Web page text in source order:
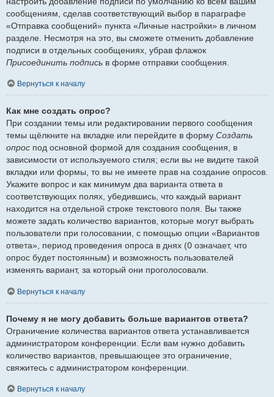
сообщениям, сделав соответствующий выбор в параграфе
«Отправка сообщений» пункта «Личные настройки» в личном
разделе. Несмотря на это, вы сможете отменить добавление
подписи в отдельных сообщениях, убрав флажок
Присоединить подпись в форме отправки сообщения.
Вернуться к началу
Как мне создать опрос?
При создании темы или редактировании первого сообщения
темы щёлкните на вкладке или перейдите в форму Создать
опрос под основной формой для создания сообщения, в
зависимости от используемого стиля; если вы не видите такой
вкладки или формы, то вы не имеете прав на создание опросов.
Укажите вопрос и как минимум два варианта ответа в
соответствующих полях, убедившись, что каждый вариант
находится на отдельной строке текстового поля. Вы также
можете задать количество вариантов, которые могут выбрать
пользователи при голосовании, с помощью опции «Вариантов
ответа», период проведения опроса в днях (0 означает, что
опрос будет постоянным) и возможность пользователей
изменять вариант, за который они проголосовали.
Вернуться к началу
Почему я не могу добавить больше вариантов ответа?
Ограничение количества вариантов ответа устанавливается
администратором конференции. Если вам нужно добавить
количество вариантов, превышающее это ограничение,
свяжитесь с администратором конференции.
Вернуться к началу